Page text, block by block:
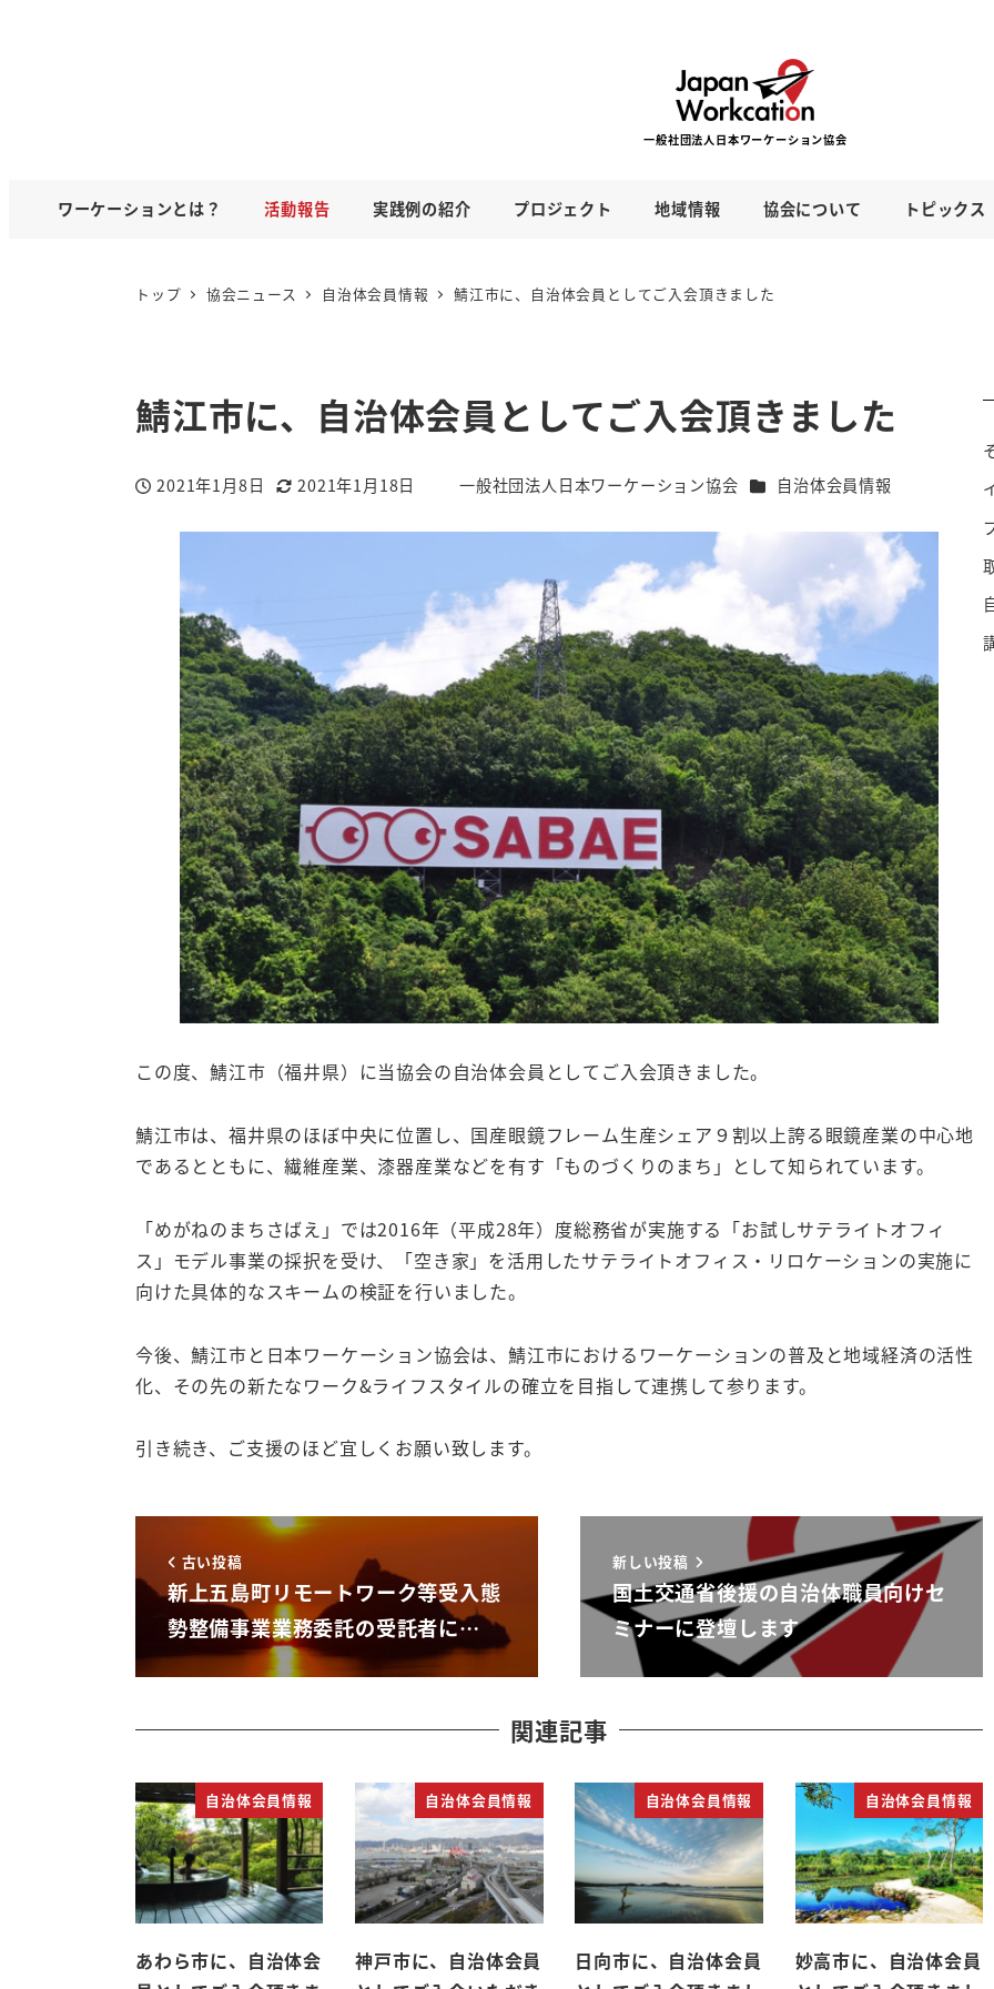
ワーケーションとは？ 活動報告 実践例の紹介 プロジェクト 地域情報 協会について トピックス
トップ 協会ニュース 自治体会員情報 鯖江市に、自治体会員としてご入会頂きました
鯖江市に、自治体会員としてご入会頂きました
投稿日
2021年1月8日
更新日
2021年1月18日 一般社団法人日本ワーケーション協会 カテゴリー
自治体会員情報
この度、鯖江市（福井県）に当協会の自治体会員としてご入会頂きました。
鯖江市は、福井県のほぼ中央に位置し、国産眼鏡フレーム生産シェア９割以上誇る眼鏡産業の中心地
であるとともに、繊維産業、漆器産業などを有す「ものづくりのまち」として知られています。
「めがねのまちさばえ」では2016年（平成28年）度総務省が実施する「お試しサテライトオフィ
ス」モデル事業の採択を受け、「空き家」を活用したサテライトオフィス・リロケーションの実施に
向けた具体的なスキームの検証を行いました。
今後、鯖江市と日本ワーケーション協会は、鯖江市におけるワーケーションの普及と地域経済の活性
化、その先の新たなワーク&ライフスタイルの確立を目指して連携して参ります。
引き続き、ご支援のほど宜しくお願い致します。
古い投稿
新上五島町リモートワーク等受入態
勢整備事業業務委託の受託者に…
新しい投稿
国土交通省後援の自治体職員向けセ
ミナーに登壇します
関連記事
自治体会員情報
あわら市に、自治体会
自治体会員情報
神戸市に、自治体会員
自治体会員情報
日向市に、自治体会員
自治体会員情報
妙高市に、自治体会員